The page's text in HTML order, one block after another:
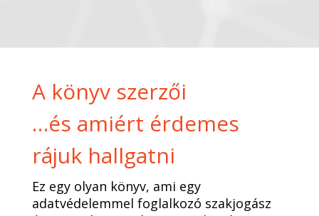
A könyv szerzői
…és amiért érdemes
rájuk hallgatni
Ez egy olyan könyv, ami egy
adatvédelemmel foglalkozó szakjogász